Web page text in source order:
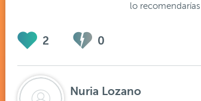
lo recomendarías
2 0
Nuria Lozano